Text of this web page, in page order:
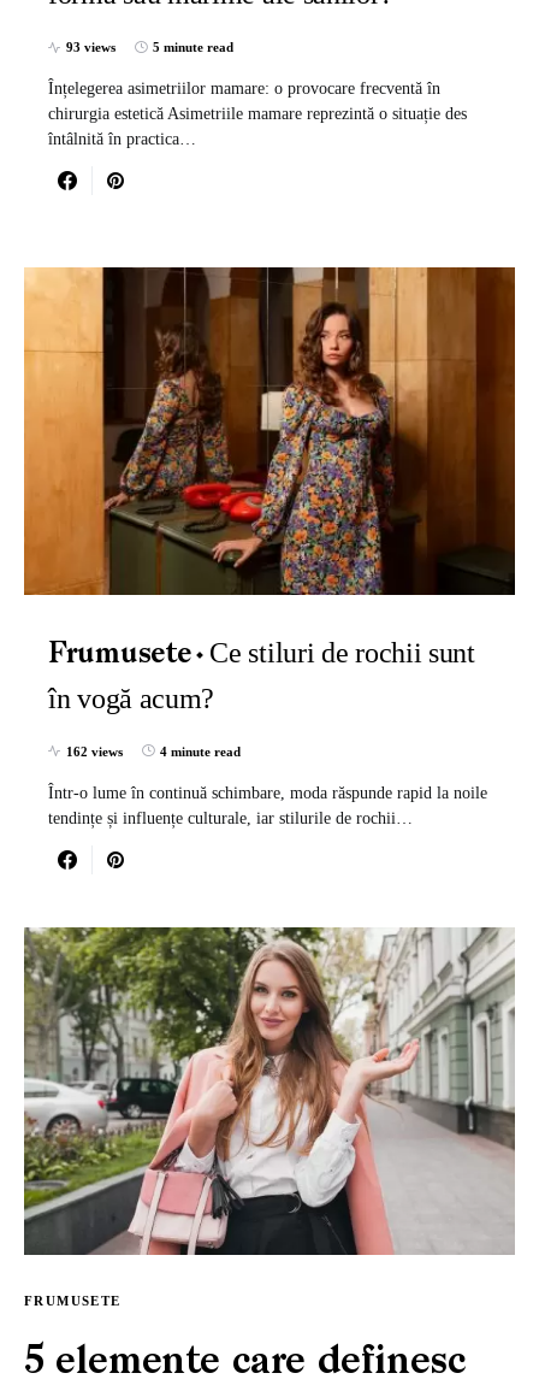
93 views 5 minute read
Înțelegerea asimetriilor mamare: o provocare frecventă în
chirurgia estetică Asimetriile mamare reprezintă o situație des
întâlnită în practica…
Frumusete
Ce stiluri de rochii sunt
în vogă acum?
162 views 4 minute read
Într-o lume în continuă schimbare, moda răspunde rapid la noile
tendințe și influențe culturale, iar stilurile de rochii…
FRUMUSETE
5 elemente care definesc